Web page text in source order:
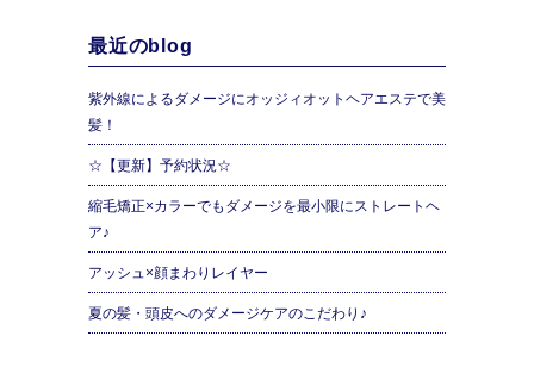
最近のblog
紫外線によるダメージにオッジィオットヘアエステで美
髪！
☆【更新】予約状況☆
縮毛矯正×カラーでもダメージを最小限にストレートヘ
ア♪
アッシュ×顔まわりレイヤー
夏の髪・頭皮へのダメージケアのこだわり♪